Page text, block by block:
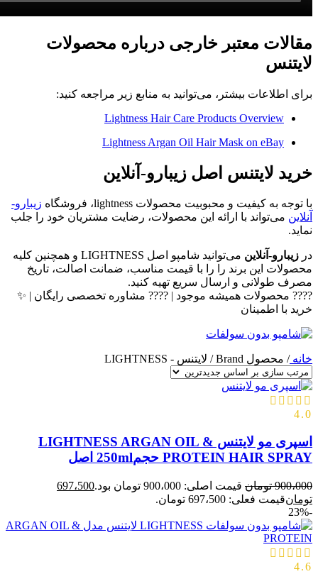
مقالات معتبر خارجی درباره محصولات
لایتنس
برای اطلاعات بیشتر، می‌توانید به منابع زیر مراجعه کنید:
Lightness Hair Care Products Overview
Lightness Argan Oil Hair Mask on eBay
خرید لایتنس اصل زیبارو-آنلاین
با توجه به کیفیت و محبوبیت محصولات lightness، فروشگاه
زیبارو-
آنلاین می‌تواند با ارائه این محصولات، رضایت مشتریان خود را جلب
نماید.
در زیبارو-آنلاین
می‌توانید شامپو اصل LIGHTNESS و همچنین کلیه
محصولات این برند را را با قیمت مناسب، ضمانت اصالت، تاریخ
مصرف طولانی و ارسال سریع تهیه کنید.
???? محصولات همیشه موجود | ???? مشاوره تخصصی رایگان | ✨
خرید با اطمینان
خانه/ محصول Brand / لایتنس - LIGHTNESS
4.0
اسپری مو لایتنس LIGHTNESS ARGAN OIL &
PROTEIN HAIR SPRAY حجم250ml اصل
900،000 تومان قیمت اصلی: 900،000 تومان بود.
697،500
تومانقیمت فعلی: 697،500 تومان.
-23%
4.6